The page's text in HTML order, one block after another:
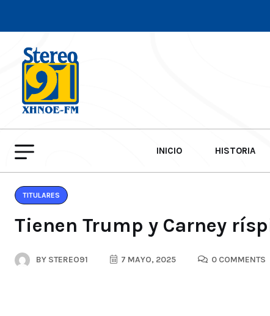
INICIO HISTORIA
TITULARES
Tienen Trump y Carney
BY STEREO91 7 MAYO, 2025 0 COMMENTS